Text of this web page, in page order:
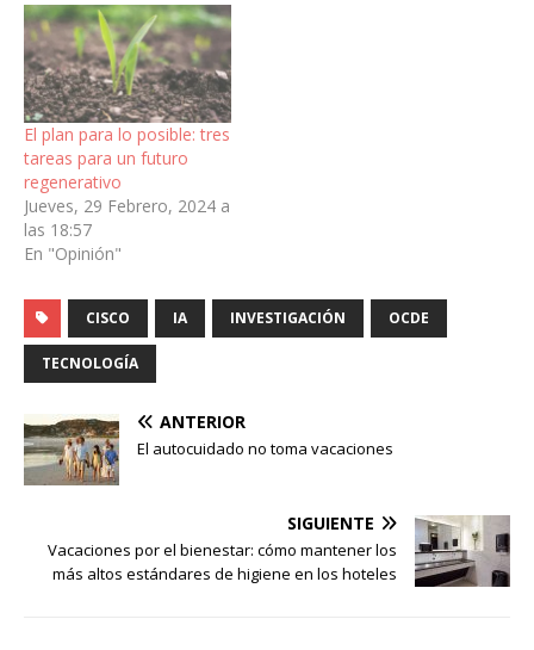
El plan para lo posible: tres
tareas para un futuro
regenerativo
Jueves, 29 Febrero, 2024 a
las 18:57
En "Opinión"
CISCO IA INVESTIGACIÓN OCDE
TECNOLOGÍA
ANTERIOR
El autocuidado no toma vacaciones
SIGUIENTE
Vacaciones por el bienestar: cómo mantener los
más altos estándares de higiene en los hoteles